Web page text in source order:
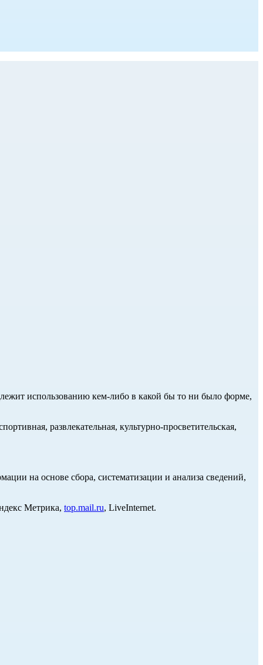
использованию кем-либо в какой бы то ни было форме,
развлекательная, культурно-просветительская,
на основе сбора, систематизации и анализа сведений,
Метрика, top.mail.ru, LiveInternet.